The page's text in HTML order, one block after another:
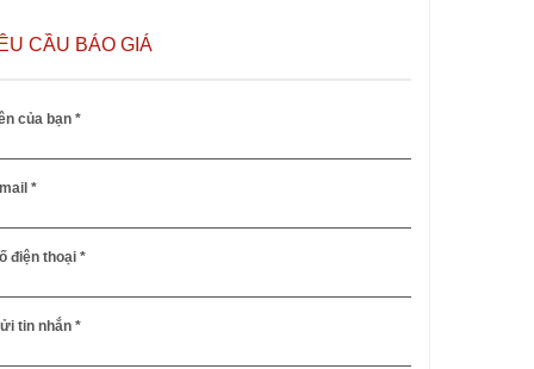
CẦU BÁO GIÁ
của bạn *
*
điện thoại *
tin nhắn *